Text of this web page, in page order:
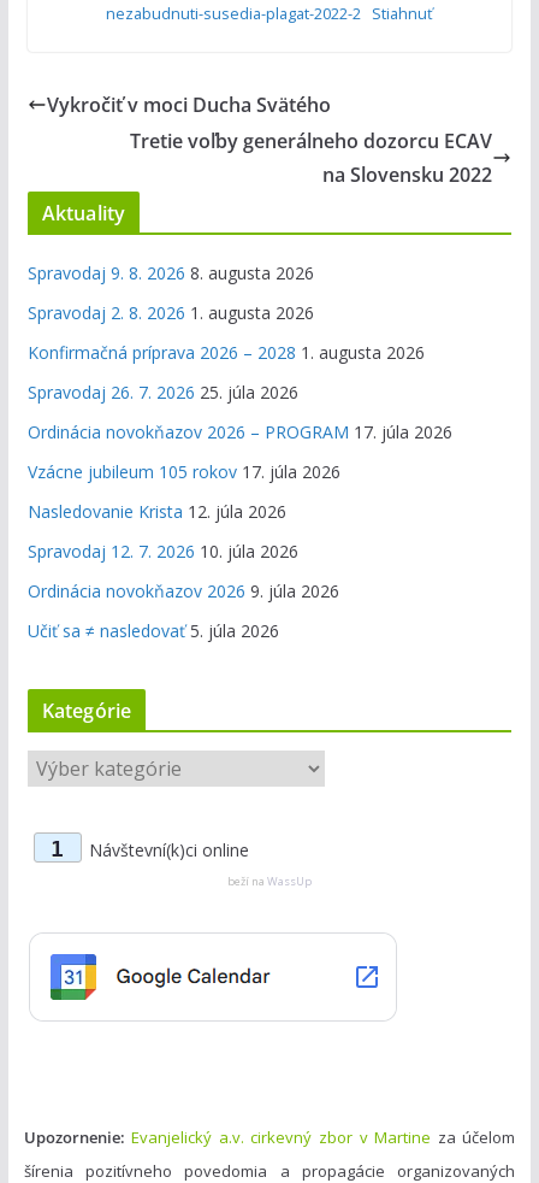
nezabudnuti-susedia-plagat-2022-2 Stiahnuť
Vykročiť v moci Ducha Svätého
Tretie voľby generálneho dozorcu ECAV
na Slovensku 2022
Aktuality
Spravodaj 9. 8. 2026 8. augusta 2026
Spravodaj 2. 8. 2026 1. augusta 2026
Konfirmačná príprava 2026 – 2028 1. augusta 2026
Spravodaj 26. 7. 2026 25. júla 2026
Ordinácia novokňazov 2026 – PROGRAM 17. júla 2026
Vzácne jubileum 105 rokov 17. júla 2026
Nasledovanie Krista 12. júla 2026
Spravodaj 12. 7. 2026 10. júla 2026
Ordinácia novokňazov 2026 9. júla 2026
Učiť sa ≠ nasledovať 5. júla 2026
Kategórie
K
a
r
1 Návštevní(k)ci online
beží na WassUp
Upozornenie: Evanjelický a.v. cirkevný zbor v Martine za účelom
šírenia pozitívneho povedomia a propagácie organizovaných